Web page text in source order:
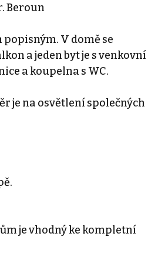
Beroun
V domě se
a jeden byt je s venkovní
a koupelna s WC.
je na osvětlení společných
je vhodný ke kompletní